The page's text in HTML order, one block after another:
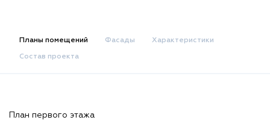
Планы помещений Фасады Характеристики
Состав проекта
План первого этажа